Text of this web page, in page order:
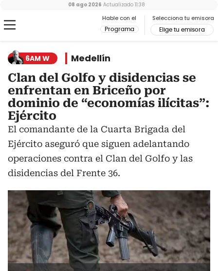
Hable con el
Programa
Selecciona tu emisora
Elige tu emisora
08 ago 2026 Actualizado 11:38
6AM W Medellín
Clan del Golfo y disidencias se
enfrentan en Briceño por
dominio de “economías ilícitas”:
Ejército
El comandante de la Cuarta Brigada del
Ejército aseguró que siguen adelantando
operaciones contra el Clan del Golfo y las
disidencias del Frente 36.